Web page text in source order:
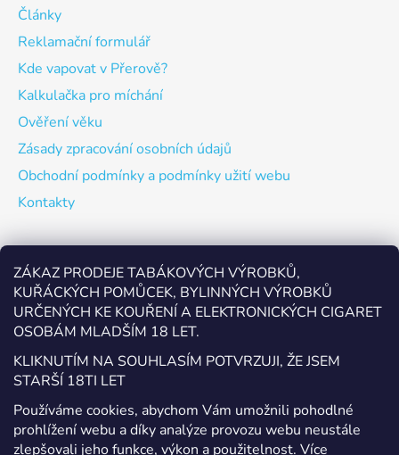
ZÁKAZ PRODEJE TABÁKOVÝCH VÝROBKŮ,
KUŘÁCKÝCH POMŮCEK, BYLINNÝCH VÝROBKŮ
URČENÝCH KE KOUŘENÍ A ELEKTRONICKÝCH CIGARET
OSOBÁM MLADŠÍM 18 LET.
KLIKNUTÍM NA SOUHLASÍM POTVRZUJI, ŽE JSEM
STARŠÍ 18TI LET
Používáme cookies, abychom Vám umožnili pohodlné
prohlížení webu a díky analýze provozu webu neustále
zlepšovali jeho funkce, výkon a použitelnost. Více
Články
Reklamační formulář
Kde vapovat v Přerově?
Kalkulačka pro míchání
Ověření věku
Zásady zpracování osobních údajů
Obchodní podmínky a podmínky užití webu
Kontakty
Odebírat newsletter
Vložte svůj e-mail a my vám budeme zasílat informace o
nových produktech na našem e-shopu.
E-mail
Vložením e-mailu souhlasíte s
podmínkami ochrany
osobních údajů